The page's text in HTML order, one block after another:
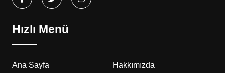
Hızlı Menü
Ana Sayfa Hakkımızda